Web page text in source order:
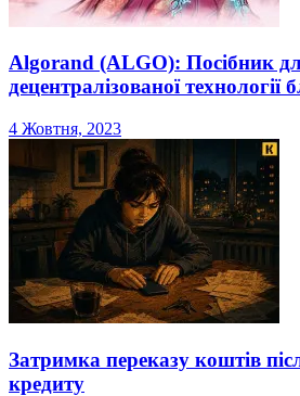
Algorand (ALGO): Посібник
децентралізованої технології
4 Жовтня, 2023
Затримка переказу коштів
кредиту